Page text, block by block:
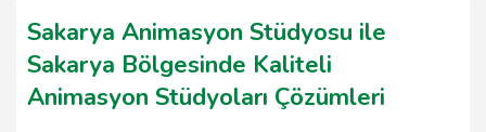
Sakarya Animasyon Stüdyosu ile
Sakarya Bölgesinde Kaliteli
Animasyon Stüdyoları Çözümleri